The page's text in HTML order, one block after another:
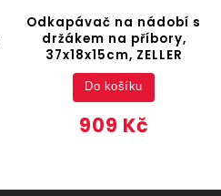
Odkapávač na nádobí s
držákem na příbory,
37x18x15cm, ZELLER
909 Kč
Do košíku